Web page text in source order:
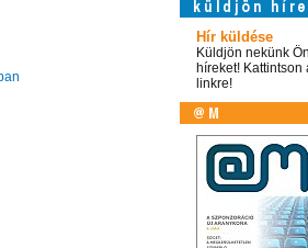
Hír küldése
Küldjön nekünk
híreket! Kattintson
linkre!